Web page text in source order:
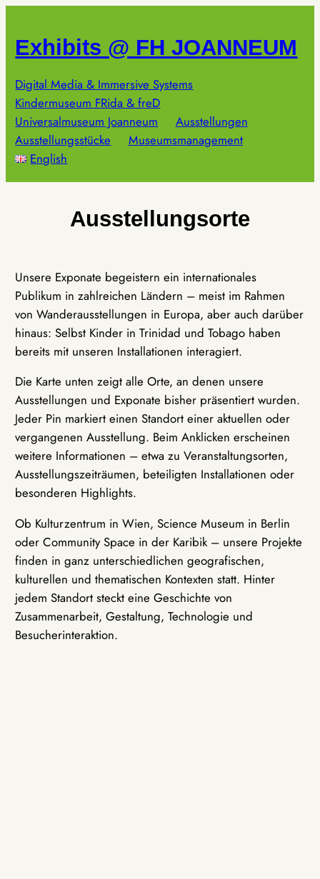
springen
Exhibits @ FH JOANNEUM
Digital Media & Immersive Systems
Kindermuseum FRida & freD
Universalmuseum Joanneum
Ausstellungen
Ausstellungsstücke
Museumsmanagement
English
Ausstellungsorte
Unsere Exponate begeistern ein internationales
Publikum in zahlreichen Ländern – meist im Rahmen
von Wanderausstellungen in Europa, aber auch darüber
hinaus: Selbst Kinder in Trinidad und Tobago haben
bereits mit unseren Installationen interagiert.
Die Karte unten zeigt alle Orte, an denen unsere
Ausstellungen und Exponate bisher präsentiert wurden.
Jeder Pin markiert einen Standort einer aktuellen oder
vergangenen Ausstellung. Beim Anklicken erscheinen
weitere Informationen – etwa zu Veranstaltungsorten,
Ausstellungszeiträumen, beteiligten Installationen oder
besonderen Highlights.
Ob Kulturzentrum in Wien, Science Museum in Berlin
oder Community Space in der Karibik – unsere Projekte
finden in ganz unterschiedlichen geografischen,
kulturellen und thematischen Kontexten statt. Hinter
jedem Standort steckt eine Geschichte von
Zusammenarbeit, Gestaltung, Technologie und
Besucherinteraktion.